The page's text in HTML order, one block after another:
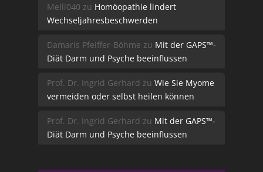
Melli040 zu Homöopathie lindert
Wechseljahresbeschwerden
Damaris Pfeiffer-Böhme zu Mit der GAPS™-
Diät Darm und Psyche beeinflussen
Prof. Dr. Ingrid Gerhard zu Wie Sie Myome
vermeiden oder selbst heilen können
Prof. Dr. Ingrid Gerhard zu Mit der GAPS™-
Diät Darm und Psyche beeinflussen